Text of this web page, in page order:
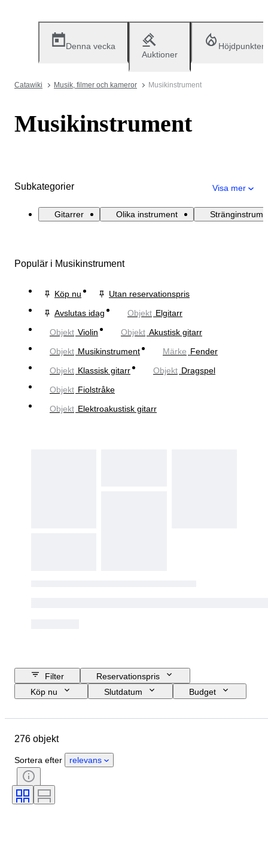
Denna vecka
Auktioner
Höjdpunkter
Catawiki Musik, filmer och kameror Musikinstrument
Musikinstrument
Subkategorier Visa mer
Gitarrer Olika instrument
Populär i Musikinstrument
Köp nu
Utan reservationspris
Avslutas idag
Objekt Elgitarr
Objekt Violin Objekt Akustisk gitarr
Objekt Musikinstrument Märke Fender
Objekt Klassisk gitarr Objekt Dragspel
Objekt Fiolstråke
Objekt Elektroakustisk gitarr
Filter
Reservationspris
Köp nu
Slutdatum
Budget
Skick
Era
Testad och fungerande
276 objekt
Sortera efter relevans